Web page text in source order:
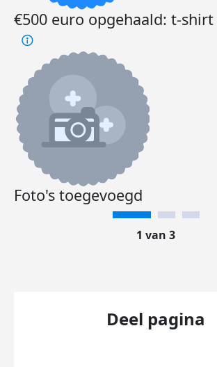
€500 euro opgehaald: t-
Foto's toegevoegd
1 van 3
Deel pagina